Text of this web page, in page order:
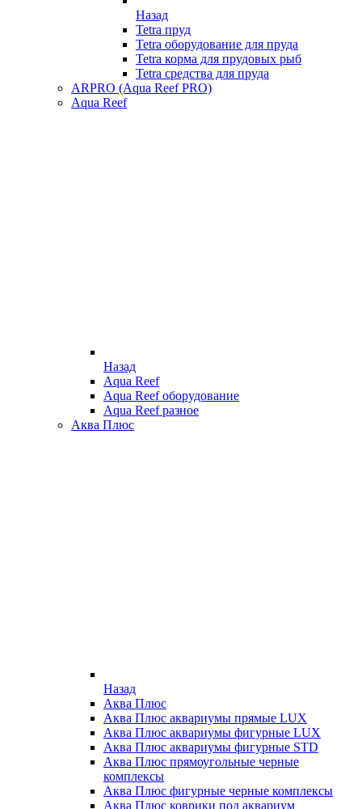
Назад
Tetra пруд
Tetra оборудование для пруда
Tetra корма для прудовых рыб
Tetra средства для пруда
ARPRO (Aqua Reef PRO)
Aqua Reef
Назад
Aqua Reef
Aqua Reef оборудование
Aqua Reef разное
Аква Плюс
Назад
Аква Плюс
Аква Плюс аквариумы прямые LUX
Аква Плюс аквариумы фигурные LUX
Аква Плюс аквариумы фигурные STD
Аква Плюс прямоугольные черные
комплексы
Аква Плюс фигурные черные комплексы
Аква Плюс коврики под аквариум